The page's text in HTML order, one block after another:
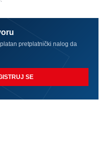
pretplatnički nalog da
SE